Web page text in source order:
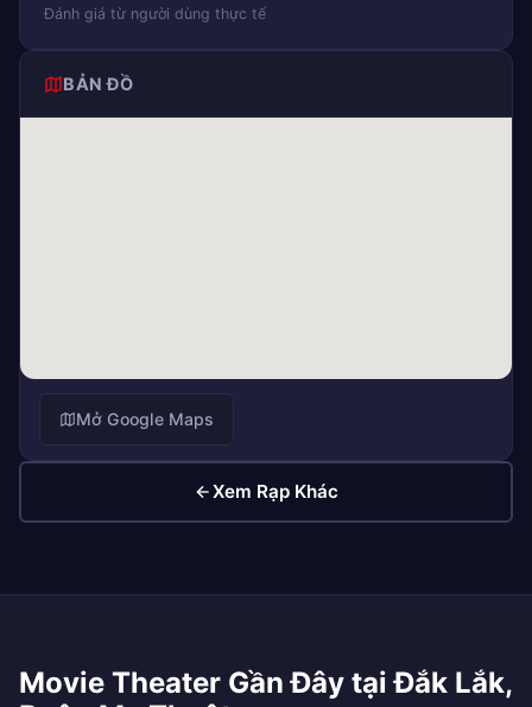
Đánh giá từ người dùng thực tế
BẢN ĐỒ
Mở Google Maps
Xem Rạp Khác
Movie Theater Gần Đây tại Đắk Lắk,